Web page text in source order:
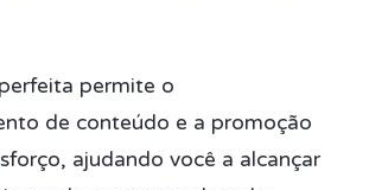
permite o
de conteúdo e a promoção
ajudando você a alcançar